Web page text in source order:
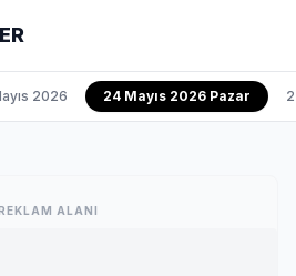
2026 24 Mayıs 2026 Pazar
ALANI